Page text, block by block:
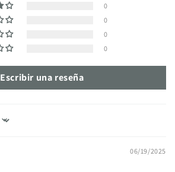
0
0
0
0
Escribir una reseña
06/19/2025